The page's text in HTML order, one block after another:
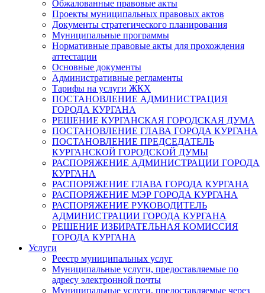
Обжалованные правовые акты
Проекты муниципальных правовых актов
Документы стратегического планирования
Муниципальные программы
Нормативные правовые акты для прохождения
аттестации
Основные документы
Административные регламенты
Тарифы на услуги ЖКХ
ПОСТАНОВЛЕНИЕ АДМИНИСТРАЦИЯ
ГОРОДА КУРГАНА
РЕШЕНИЕ КУРГАНСКАЯ ГОРОДСКАЯ ДУМА
ПОСТАНОВЛЕНИЕ ГЛАВА ГОРОДА КУРГАНА
ПОСТАНОВЛЕНИЕ ПРЕДСЕДАТЕЛЬ
КУРГАНСКОЙ ГОРОДСКОЙ ДУМЫ
РАСПОРЯЖЕНИЕ АДМИНИСТРАЦИИ ГОРОДА
КУРГАНА
РАСПОРЯЖЕНИЕ ГЛАВА ГОРОДА КУРГАНА
РАСПОРЯЖЕНИЕ МЭР ГОРОДА КУРГАНА
РАСПОРЯЖЕНИЕ РУКОВОДИТЕЛЬ
АДМИНИСТРАЦИИ ГОРОДА КУРГАНА
РЕШЕНИЕ ИЗБИРАТЕЛЬНАЯ КОМИССИЯ
ГОРОДА КУРГАНА
Услуги
Реестр муниципальных услуг
Муниципальные услуги, предоставляемые по
адресу электронной почты
Муниципальные услуги, предоставляемые через